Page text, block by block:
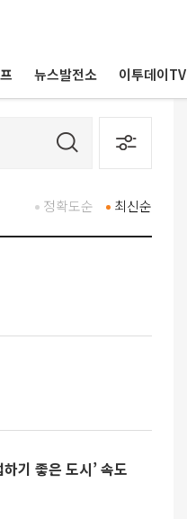
뉴스발전소 이투데이TV
최신순
정확도순
기 좋은 도시’ 속도